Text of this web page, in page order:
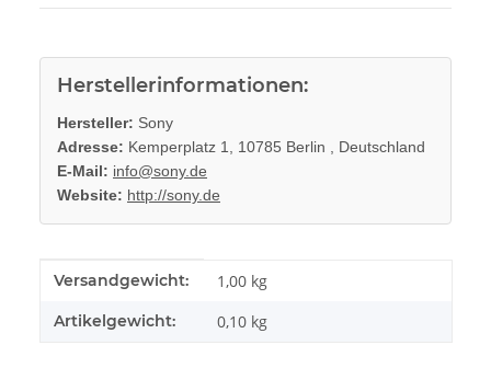
Herstellerinformationen:
Hersteller: Sony
Adresse: Kemperplatz 1, 10785 Berlin , Deutschland
E-Mail: info@sony.de
Website: http://sony.de
Produkteigenschaft
Wert
Versandgewicht: 1,00 kg
Artikelgewicht: 0,10 kg